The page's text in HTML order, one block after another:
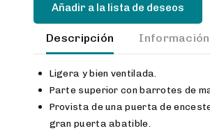
Añadir a la lista de deseos
Descripción
Ligera y bien ventilada.
Parte superior con barrotes de
Provista de una puerta de
gran puerta abatible.